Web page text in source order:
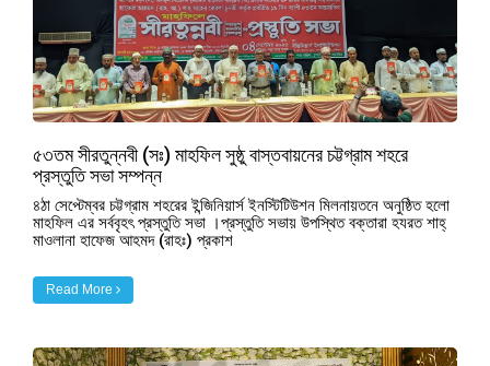
৫৩তম সীরতুন্নবী (সঃ) মাহফিল সুষ্ঠু বাস্তবায়নের চট্টগ্রাম শহরে
প্রস্তুতি সভা সম্পন্ন
৪ঠা সেপ্টেম্বর চট্টগ্রাম শহরের ইন্জিনিয়ার্স ইনস্টিটিউশন মিলনায়তনে অনুষ্ঠিত হলো
মাহফিল এর সর্ববৃহৎ প্রস্তুতি সভা ।প্রস্তুতি সভায় উপস্থিত বক্তারা হযরত শাহ্
মাওলানা হাফেজ আহমদ (রাহঃ) প্রকাশ
Read More